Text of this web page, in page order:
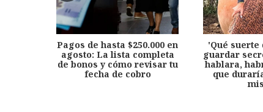
Pagos de hasta $250.000 en
agosto: La lista completa
de bonos y cómo revisar tu
fecha de cobro
'Qué suerte
guardar
hablara,
que